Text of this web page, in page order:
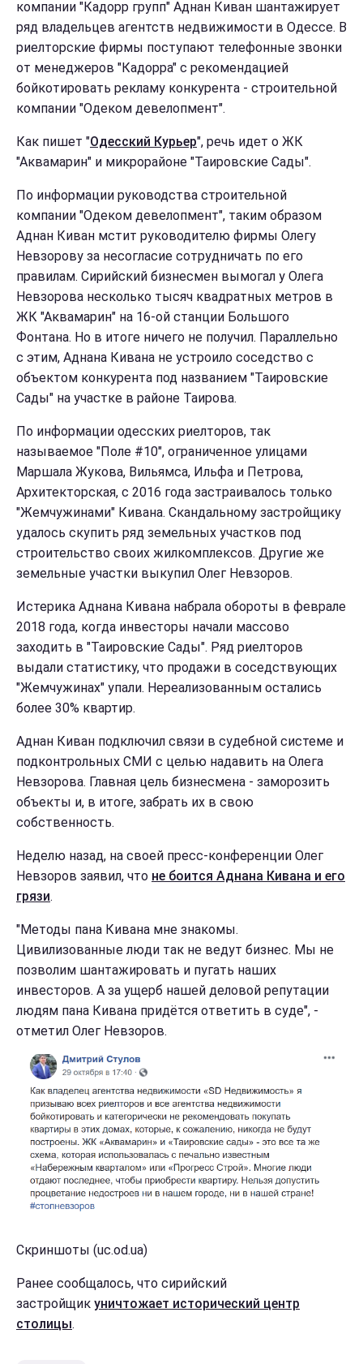
компании "Кадорр групп" Аднан Киван шантажирует
ряд владельцев агентств недвижимости в Одессе. В
риелторские фирмы поступают телефонные звонки
от менеджеров "Кадорра" с рекомендацией
бойкотировать рекламу конкурента - строительной
компании "Одеком девелопмент".
Как пишет "Одесский Курьер", речь идет о ЖК
"Аквамарин" и микрорайоне "Таировские Сады".
По информации руководства строительной
компании "Одеком девелопмент", таким образом
Аднан Киван мстит руководителю фирмы Олегу
Невзорову за несогласие сотрудничать по его
правилам. Сирийский бизнесмен вымогал у Олега
Невзорова несколько тысяч квадратных метров в
ЖК "Аквамарин" на 16-ой станции Большого
Фонтана. Но в итоге ничего не получил. Параллельно
с этим, Аднана Кивана не устроило соседство с
объектом конкурента под названием "Таировские
Сады" на участке в районе Таирова.
По информации одесских риелторов, так
называемое "Поле #10", ограниченное улицами
Маршала Жукова, Вильямса, Ильфа и Петрова,
Архитекторская, с 2016 года застраивалось только
"Жемчужинами" Кивана. Скандальному застройщику
удалось скупить ряд земельных участков под
строительство своих жилкомплексов. Другие же
земельные участки выкупил Олег Невзоров.
Истерика Аднана Кивана набрала обороты в феврале
2018 года, когда инвесторы начали массово
заходить в "Таировские Сады". Ряд риелторов
выдали статистику, что продажи в соседствующих
"Жемчужинах" упали. Нереализованным остались
более 30% квартир.
Аднан Киван подключил связи в судебной системе и
подконтрольных СМИ с целью надавить на Олега
Невзорова. Главная цель бизнесмена - заморозить
объекты и, в итоге, забрать их в свою
собственность.
Неделю назад, на своей пресс-конференции Олег
Невзоров заявил, что не боится Аднана Кивана и его
грязи.
"Методы пана Кивана мне знакомы.
Цивилизованные люди так не ведут бизнес. Мы не
позволим шантажировать и пугать наших
инвесторов. А за ущерб нашей деловой репутации
людям пана Кивана придётся ответить в суде", -
отметил Олег Невзоров.
Скриншоты (uc.od.ua)
Ранее сообщалось, что сирийский
застройщик уничтожает исторический центр
столицы.